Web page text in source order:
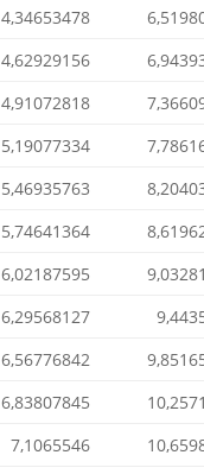
4,34653478
4,62929156
4,91072818
5,19077334
5,46935763
5,74641364
6,02187595
6,29568127
6,56776842
6,83807845
7,1065546